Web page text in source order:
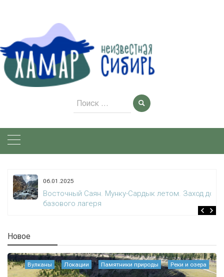
Поиск
для:
06.01.2025
Восточный Саян. Мунку-Сардык летом. Заход до
базового лагеря
Новое
Вулканы Локации Памятники природы Реки и озера